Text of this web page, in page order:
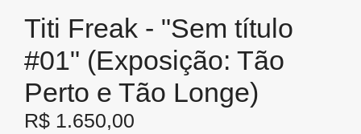
Titi Freak - "Sem título
#01" (Exposição: Tão
Perto e Tão Longe)
R$ 1.650,00